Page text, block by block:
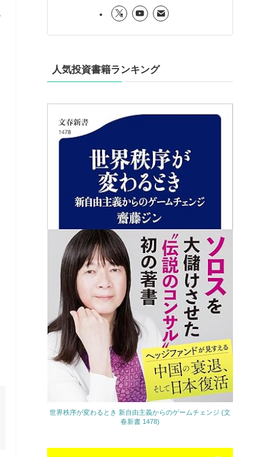
人気投資書籍ランキング
世界秩序が変わるとき 新自由主義からのゲームチェンジ (文
春新書 1478)